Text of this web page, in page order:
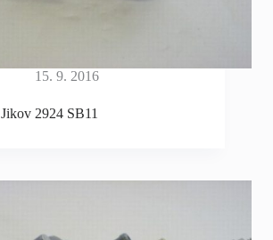
15. 9. 2016
Jikov 2924 SB11